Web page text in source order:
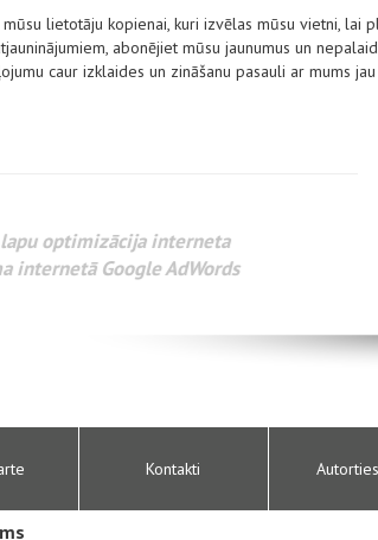
lietotāju kopienai, kuri izvēlas mūsu vietni, lai
abonējiet mūsu jaunumus un
caur izklaides un zināšanu pasauli ar mums
WEBSEO
Разработка веб-
поисковых
Kontakti